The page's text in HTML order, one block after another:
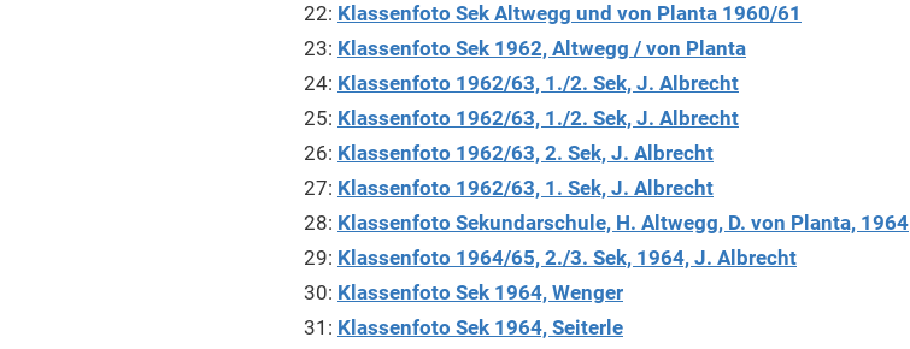
22: Klassenfoto Sek Altwegg und von Planta 1960/61
23: Klassenfoto Sek 1962, Altwegg / von Planta
24: Klassenfoto 1962/63, 1./2. Sek, J. Albrecht
25: Klassenfoto 1962/63, 1./2. Sek, J. Albrecht
26: Klassenfoto 1962/63, 2. Sek, J. Albrecht
27: Klassenfoto 1962/63, 1. Sek, J. Albrecht
28: Klassenfoto Sekundarschule, H. Altwegg, D. von Planta, 1964
29: Klassenfoto 1964/65, 2./3. Sek, 1964, J. Albrecht
30: Klassenfoto Sek 1964, Wenger
31: Klassenfoto Sek 1964, Seiterle